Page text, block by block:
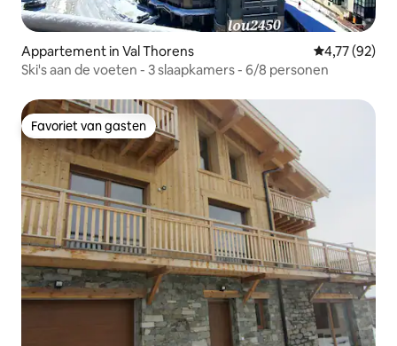
Appartement in Val Thorens Gemiddelde
4,77 (92)
Ski's aan de voeten - 3 slaapkamers - 6/8 personen
Favoriet van gasten
Favoriet van gasten